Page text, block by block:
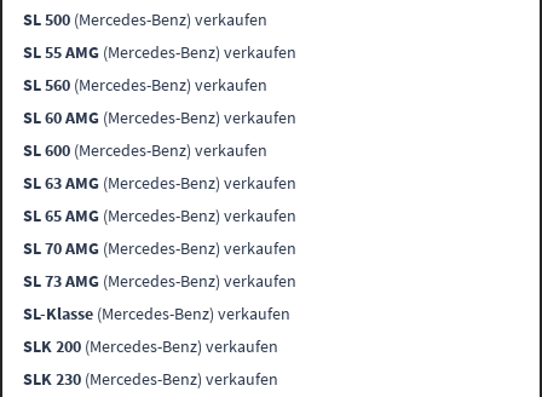
SL 500 (Mercedes-Benz) verkaufen
SL 55 AMG (Mercedes-Benz) verkaufen
SL 560 (Mercedes-Benz) verkaufen
SL 60 AMG (Mercedes-Benz) verkaufen
SL 600 (Mercedes-Benz) verkaufen
SL 63 AMG (Mercedes-Benz) verkaufen
SL 65 AMG (Mercedes-Benz) verkaufen
SL 70 AMG (Mercedes-Benz) verkaufen
SL 73 AMG (Mercedes-Benz) verkaufen
SL-Klasse (Mercedes-Benz) verkaufen
SLK 200 (Mercedes-Benz) verkaufen
SLK 230 (Mercedes-Benz) verkaufen